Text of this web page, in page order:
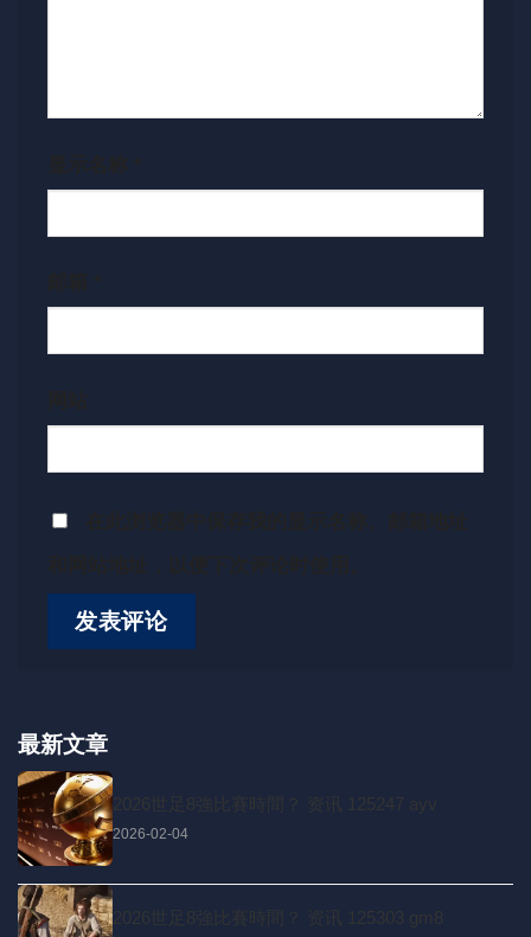
最新文章
2026世足8強比賽時間？ 资讯 125247 ayv
2026-02-04
2026世足8強比賽時間？ 资讯 125303 gm8